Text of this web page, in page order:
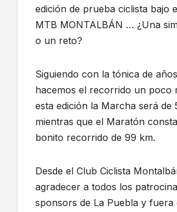
edición de prueba ciclista bajo
MTB MONTALBÁN … ¿Una
o un reto?
Siguiendo con la tónica de
hacemos el recorrido un poco
esta edición la Marcha será de
mientras que el Maratón
bonito recorrido de 99 km.
Desde el Club Ciclista
agradecer a todos los
sponsors de La Puebla y fuera